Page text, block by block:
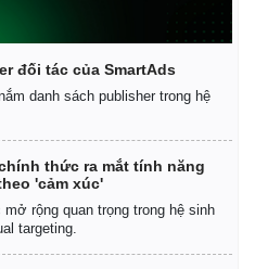
Multimedia
Video
Ảnh
E-Magazine
Infographic
đối tác của SmartAds
danh sách publisher trong hệ
thức ra mắt tính năng
'cảm xúc'
rộng quan trọng trong hệ sinh
targeting.